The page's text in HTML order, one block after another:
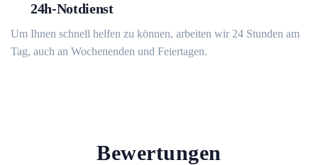
24h-Notdienst
Um Ihnen schnell helfen zu können, arbeiten wir 24 Stunden am
Tag, auch an Wochenenden und Feiertagen.
Bewertungen